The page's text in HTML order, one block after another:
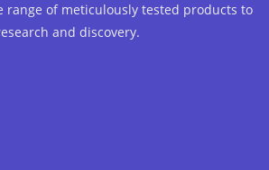
range of meticulously tested products to
and discovery.